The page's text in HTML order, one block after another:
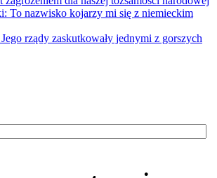
To nazwisko kojarzy mi się z niemieckim
rządy zaskutkowały jednymi z gorszych